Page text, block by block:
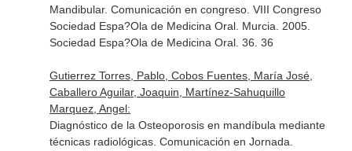
Mandibular. Comunicación en congreso. VIII Congreso
Sociedad Espa?Ola de Medicina Oral. Murcia. 2005.
Sociedad Espa?Ola de Medicina Oral. 36. 36
Gutierrez Torres, Pablo, Cobos Fuentes, María José,
Caballero Aguilar, Joaquin, Martínez-Sahuquillo
Marquez, Angel:
Diagnóstico de la Osteoporosis en mandíbula mediante
técnicas radiológicas. Comunicación en Jornada.